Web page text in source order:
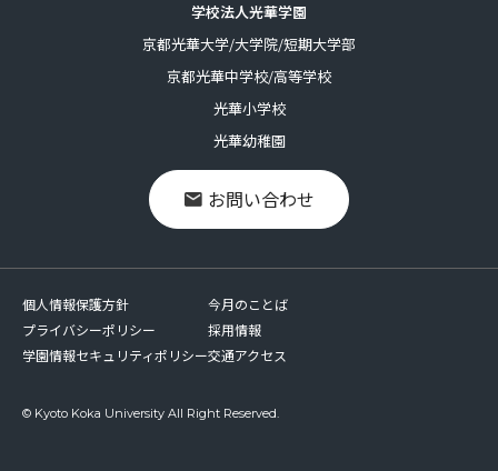
学校法人光華学園
京都光華大学/大学院/短期大学部
京都光華中学校/高等学校
光華小学校
光華幼稚園
お問い合わせ
個人情報保護方針
プライバシーポリシー
学園情報セキュリティポリシー
今月のことば
採用情報
交通アクセス
© Kyoto Koka University All Right Reserved.